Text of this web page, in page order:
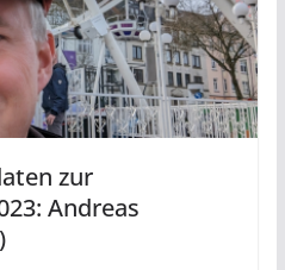
zur
Andreas